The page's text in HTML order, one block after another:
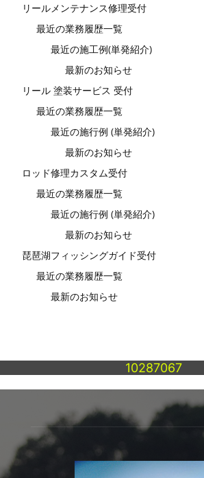
リールメンテナンス修理受付
最近の業務履歴一覧
最近の施工例(単発紹介)
最新のお知らせ
リール 塗装サービス 受付
最近の業務履歴一覧
最近の施行例 (単発紹介)
最新のお知らせ
ロッド修理カスタム受付
最近の業務履歴一覧
最近の施行例 (単発紹介)
最新のお知らせ
琵琶湖フィッシングガイド受付
最近の業務履歴一覧
最新のお知らせ
10287067